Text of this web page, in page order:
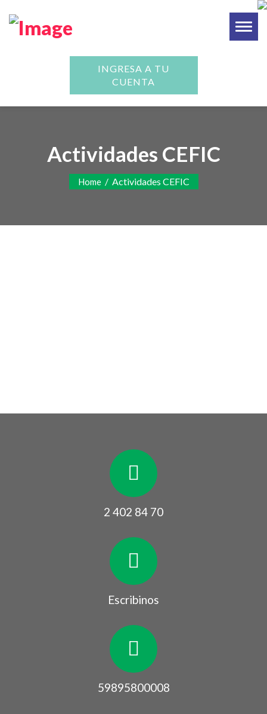
INGRESA A TU
CUENTA
Actividades CEFIC
Home / Actividades CEFIC
2 402 84 70
Escribinos
59895800008